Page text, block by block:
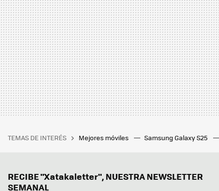
TEMAS DE INTERÉS Mejores móviles Samsung Galaxy S25
RECIBE "Xatakaletter", NUESTRA NEWSLETTER
SEMANAL